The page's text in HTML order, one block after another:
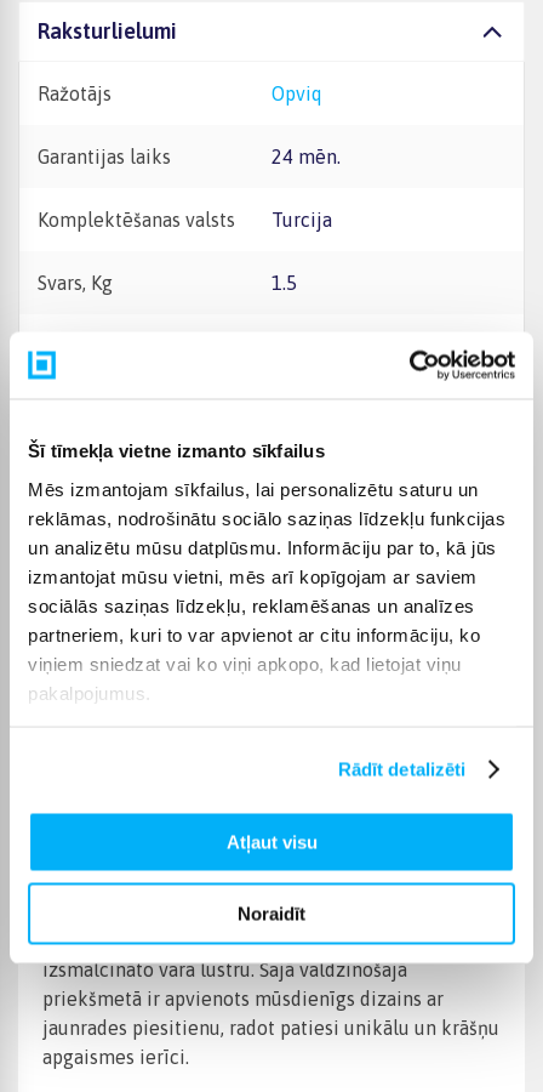
Šī tīmekļa vietne izmanto sīkfailus
Mēs izmantojam sīkfailus, lai personalizētu saturu un
reklāmas, nodrošinātu sociālo saziņas līdzekļu funkcijas
un analizētu mūsu datplūsmu. Informāciju par to, kā jūs
izmantojat mūsu vietni, mēs arī kopīgojam ar saviem
sociālās saziņas līdzekļu, reklamēšanas un analīzes
partneriem, kuri to var apvienot ar citu informāciju, ko
viņiem sniedzat vai ko viņi apkopo, kad lietojat viņu
pakalpojumus.
Rādīt detalizēti
Atļaut visu
Noraidīt
Raksturlielumi
Ražotājs Opviq
Garantijas laiks 24 mēn.
Komplektēšanas valsts Turcija
Svars, Kg 1.5
Ražotāja krāsa
Platums, cm -
Garums, cm - 33
Mājas telpa Dzīvojamā istaba
Preces apraksts
Pārveidojiet savu telpu ar satriecošo vara lustru
Uzlabojiet jebkuras telpas atmosfēru ar mūsu
izsmalcināto vara lustru. Šajā valdzinošajā
priekšmetā ir apvienots mūsdienīgs dizains ar
jaunrades piesitienu, radot patiesi unikālu un krāšņu
apgaismes ierīci.